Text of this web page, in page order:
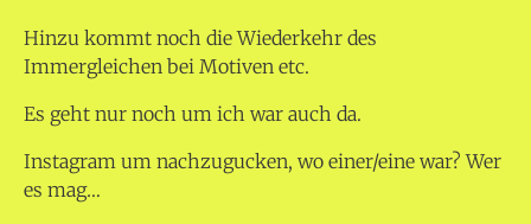
Hinzu kommt noch die Wiederkehr des
Immergleichen bei Motiven etc.
Es geht nur noch um ich war auch da.
Instagram um nachzugucken, wo einer/eine war? Wer
es mag…